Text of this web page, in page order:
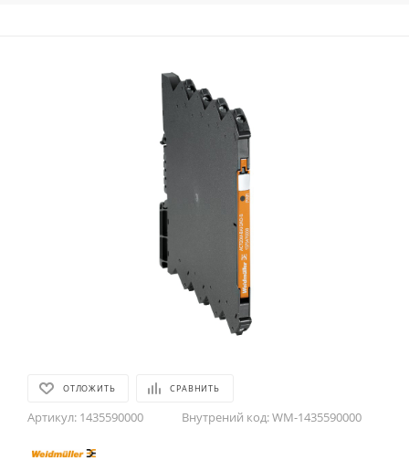
ОТЛОЖИТЬ СРАВНИТЬ
Артикул: 1435590000 Внутрений код:WM-1435590000